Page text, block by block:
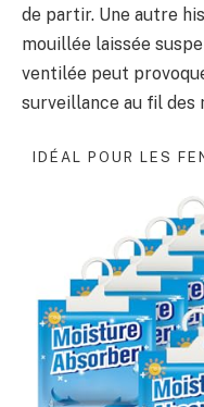
de partir. Une autre
mouillée laissée
ventilée peut
surveillance au fil des
IDÉAL POUR LES